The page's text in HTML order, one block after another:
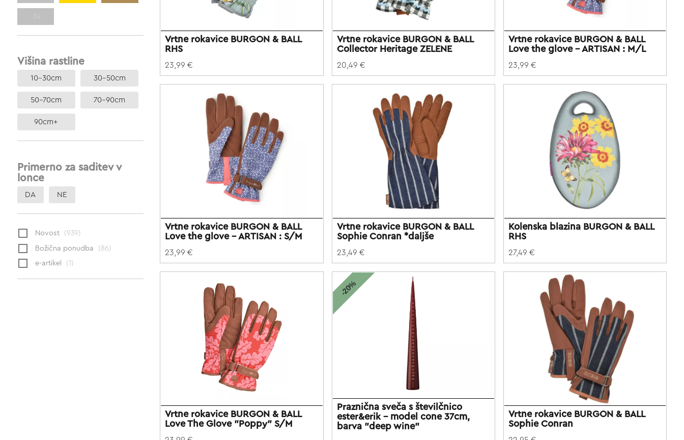
Višina rastline
10-30cm 30-50cm
50-70cm 70-90cm
90cm+
Primerno za saditev v
lonce
DA NE
Novost (939)
Božična ponudba (86)
e-artikel (1)
Vrtne rokavice BURGON & BALL
RHS
23,99 €
Vrtne rokavice BURGON & BALL
Collector Heritage ZELENE
20,49 €
Vrtne rokavice BURGON & BALL
Love the glove - ARTISAN : M/L
23,99 €
Vrtne rokavice BURGON & BALL
Love the glove - ARTISAN : S/M
23,99 €
Vrtne rokavice BURGON & BALL
Sophie Conran *daljše
23,49 €
Kolenska blazina BURGON & BALL
RHS
27,49 €
Vrtne rokavice BURGON & BALL
Love The Glove "Poppy" S/M
-20%
Praznična sveča s številčnico
ester&erik - model cone 37cm,
barva "deep wine"
Vrtne rokavice BURGON & BALL
Sophie Conran